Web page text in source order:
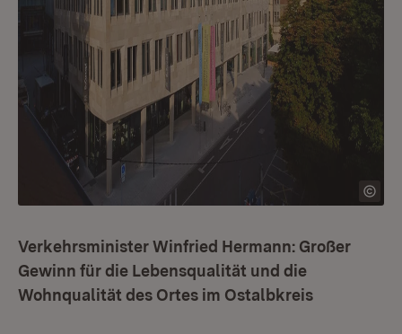
Verkehrsminister Winfried Hermann: Großer
Gewinn für die Lebensqualität und die
Wohnqualität des Ortes im Ostalbkreis